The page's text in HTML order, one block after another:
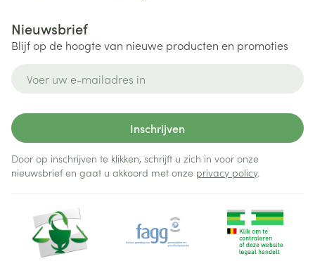
Nieuwsbrief
Blijf op de hoogte van nieuwe producten en promoties
Inschrijven
Door op inschrijven te klikken, schrijft u zich in voor onze
nieuwsbrief en gaat u akkoord met onze privacy policy.